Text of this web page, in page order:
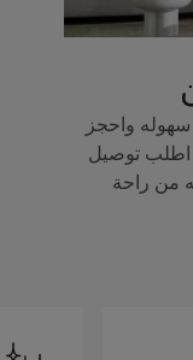
واحجز
اطلب توصيل
من راحة